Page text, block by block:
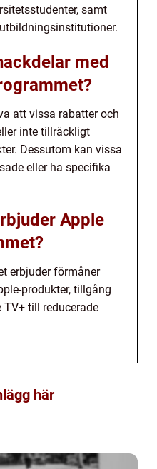
samt
med
att vissa rabatter och
inte tillräckligt
Dessutom kan vissa
eller ha specifika
Apple
erbjuder förmåner
produkter, tillgång
till reducerade
här